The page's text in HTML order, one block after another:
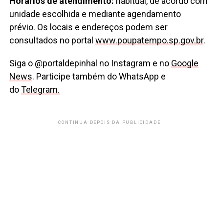
unidade escolhida e mediante agendamento
prévio. Os locais e endereços podem ser
consultados no portal www.poupatempo.sp.gov.br.
Siga o @portaldepinhal no Instagram e no Google
News. Participe também do WhatsApp e
doTelegram.
CONTINUA DEPOIS DA PUBLICIDADE